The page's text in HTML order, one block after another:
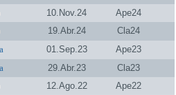
10.Nov.24
Ape24
19.Abr.24
Cla24
01.Sep.23
Ape23
29.Abr.23
Cla23
12.Ago.22
Ape22